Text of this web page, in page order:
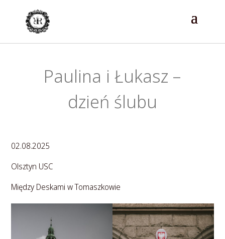
Paulina i Łukasz –
dzień ślubu
02.08.2025
Olsztyn USC
Między Deskami w Tomaszkowie